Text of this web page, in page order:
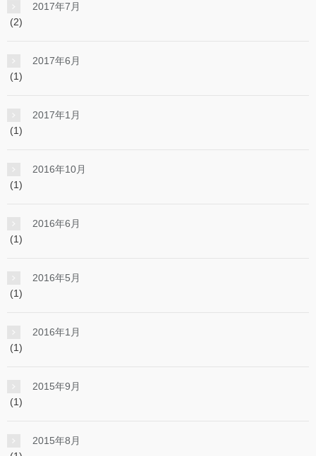
2017年7月
(2)
2017年6月
(1)
2017年1月
(1)
2016年10月
(1)
2016年6月
(1)
2016年5月
(1)
2016年1月
(1)
2015年9月
(1)
2015年8月